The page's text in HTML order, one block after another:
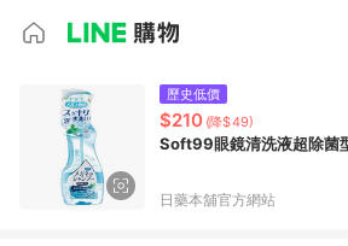
歷史低價
$210 (降$49)
Soft99眼鏡清洗液超除菌
日藥本舖官方網站